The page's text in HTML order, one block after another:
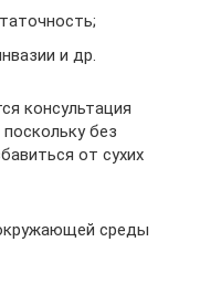
и др.
консультация
без
от сухих
среды